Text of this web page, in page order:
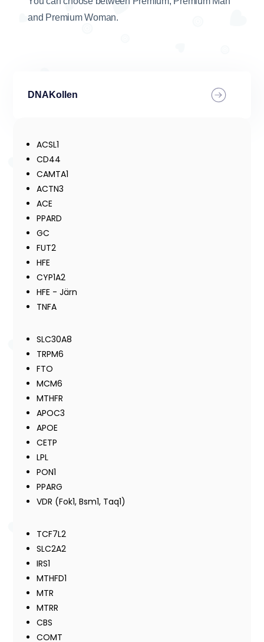
and Premium Woman.
DNAKollen
ACSL1
CD44
CAMTA1
ACTN3
ACE
PPARD
GC
FUT2
HFE
CYP1A2
HFE - Järn
TNFA
SLC30A8
TRPM6
FTO
MCM6
MTHFR
APOC3
APOE
CETP
LPL
PON1
PPARG
VDR (Fok1, Bsm1, Taq1)
TCF7L2
SLC2A2
IRS1
MTHFD1
MTR
MTRR
CBS
COMT